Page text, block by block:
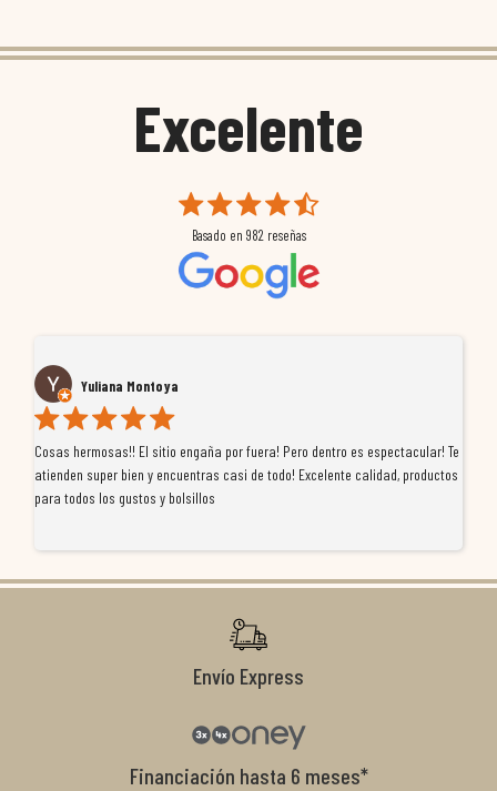
Excelente
Basado en 982 reseñas
Yuliana Montoya
Cosas hermosas!! El sitio engaña por fuera! Pero dentro es espectacular! Te
atienden super bien y encuentras casi de todo! Excelente calidad, productos
para todos los gustos y bolsillos
Envío Express
Financiación hasta 6 meses*